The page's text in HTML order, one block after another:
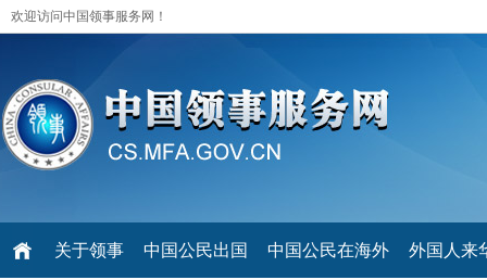
欢迎访问中国领事服务网！
关于领事 中国公民出国 中国公民在海外 外国人来